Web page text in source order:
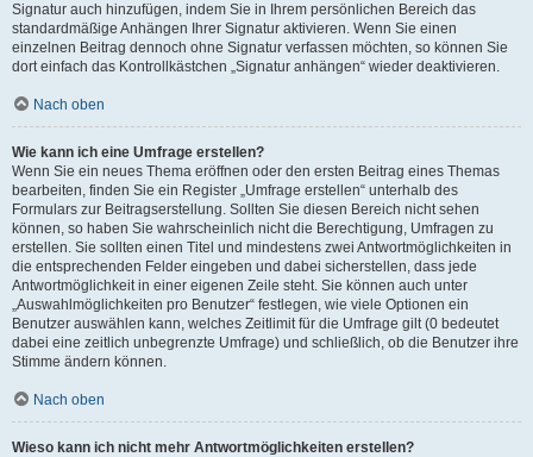
Signatur auch hinzufügen, indem Sie in Ihrem persönlichen Bereich das
standardmäßige Anhängen Ihrer Signatur aktivieren. Wenn Sie einen
einzelnen Beitrag dennoch ohne Signatur verfassen möchten, so können Sie
dort einfach das Kontrollkästchen „Signatur anhängen“ wieder deaktivieren.
Nach oben
Wie kann ich eine Umfrage erstellen?
Wenn Sie ein neues Thema eröffnen oder den ersten Beitrag eines Themas
bearbeiten, finden Sie ein Register „Umfrage erstellen“ unterhalb des
Formulars zur Beitragserstellung. Sollten Sie diesen Bereich nicht sehen
können, so haben Sie wahrscheinlich nicht die Berechtigung, Umfragen zu
erstellen. Sie sollten einen Titel und mindestens zwei Antwortmöglichkeiten in
die entsprechenden Felder eingeben und dabei sicherstellen, dass jede
Antwortmöglichkeit in einer eigenen Zeile steht. Sie können auch unter
„Auswahlmöglichkeiten pro Benutzer“ festlegen, wie viele Optionen ein
Benutzer auswählen kann, welches Zeitlimit für die Umfrage gilt (0 bedeutet
dabei eine zeitlich unbegrenzte Umfrage) und schließlich, ob die Benutzer ihre
Stimme ändern können.
Nach oben
Wieso kann ich nicht mehr Antwortmöglichkeiten erstellen?